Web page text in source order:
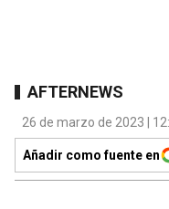
AFTERNEWS
26 de marzo de 2023 |
Añadir como fuente en